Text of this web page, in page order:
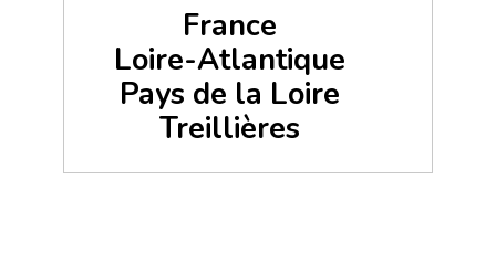
France
Loire-Atlantique
Pays de la Loire
Treillières